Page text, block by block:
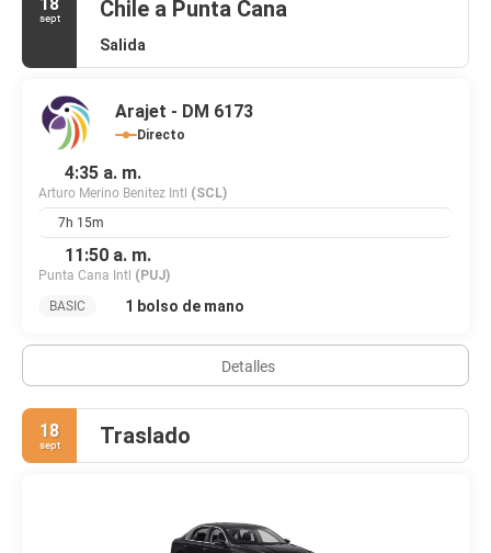
18
sept
Chile a Punta Cana
Salida
Arajet - DM 6173
Directo
4:35 a. m.
Arturo Merino Benitez Intl (SCL)
7h 15m
11:50 a. m.
Punta Cana Intl (PUJ)
BASIC
1 bolso de mano
Detalles
18
sept Traslado